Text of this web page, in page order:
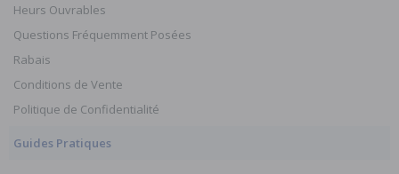
Heurs Ouvrables
Questions Fréquemment Posées
Rabais
Conditions de Vente
Politique de Confidentialité
Guides Pratiques